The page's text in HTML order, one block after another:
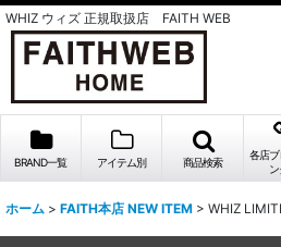
WHIZ ウィズ 正規取扱店 FAITH WEB
BRAND一覧 アイテム別 商品検索
各店ブ
ホーム > FAITH本店 NEW ITEM > WHIZ